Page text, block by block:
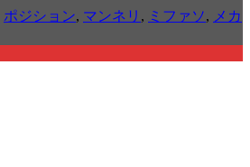
ポジション, マンネリ , ミファソ, メカ